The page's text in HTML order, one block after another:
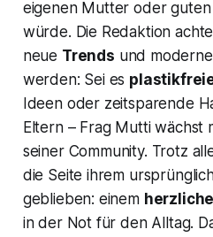
eigenen Mutter oder
würde. Die Redaktion
neue Trends und
werden: Sei es
Ideen oder zeitsparende
Eltern – Frag Mutti wächst
seiner Community. Trotz
die Seite ihrem
geblieben: einem
in der Not für den Alltag.